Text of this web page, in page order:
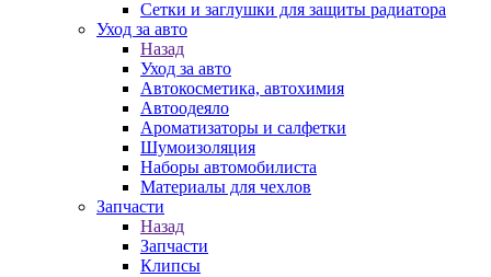
Сетки и заглушки для защиты радиатора
Уход за авто
Назад
Уход за авто
Автокосметика, автохимия
Автоодеяло
Ароматизаторы и салфетки
Шумоизоляция
Наборы автомобилиста
Материалы для чехлов
Запчасти
Назад
Запчасти
Клипсы